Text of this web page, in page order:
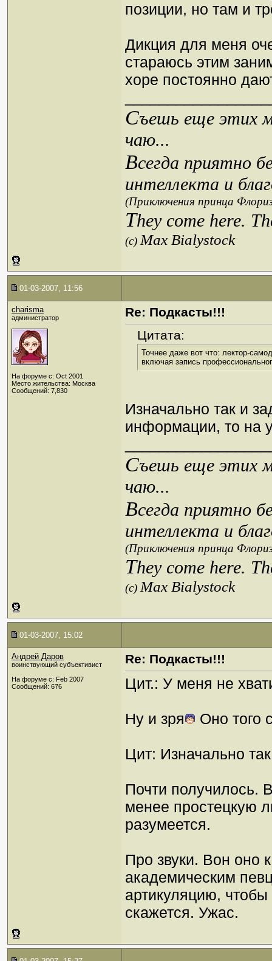
позиции, но там и
Дикция для меня
стараюсь этим
хоре постоянно
Съешь еще этих
чаю...
Всегда приятно
интеллекта и
(Приключения принца
They come here.
(c)Max Bialystock
01-03-2007, 11:56
charisma
администратор
На форуме с: Oct 2001
Место жительства: Москва
Сообщений: 7,830
Re: Подкасты!!!
Цитата:
Точнее даже вот что: лектор-
включая запись
Изначально так и
информации, то на
Съешь еще этих
чаю...
Всегда приятно
интеллекта и
(Приключения принца
They come here.
(c)Max Bialystock
01-03-2007, 15:02
Андрей Даров
воинствующий субъективист
На форуме с: Feb 2007
Сообщений: 676
Re: Подкасты!!!
Цит.: У меня не
Ну и зря Оно того
Цит: Изначально
Почти получилось.
менее простецкую
разумеется.
Про звуки. Вон оно
академическим
артикуляцию,
скажется. Ужас.